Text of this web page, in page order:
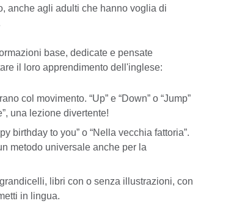
anche agli adulti che hanno voglia di
base, dedicate e pensate
il loro apprendimento dell'inglese:
col movimento. “Up” e “Down” o “Jump”
una lezione divertente!
birthday to you” o “Nella vecchia fattoria”.
metodo universale anche per la
libri con o senza illustrazioni, con
in lingua.